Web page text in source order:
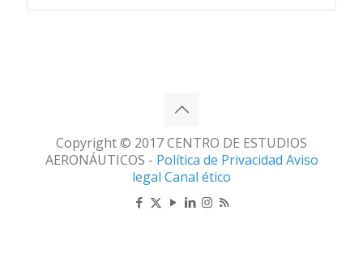
Copyright © 2017 CENTRO DE ESTUDIOS
AERONÁUTICOS - Política de Privacidad Aviso
legal Canal ético